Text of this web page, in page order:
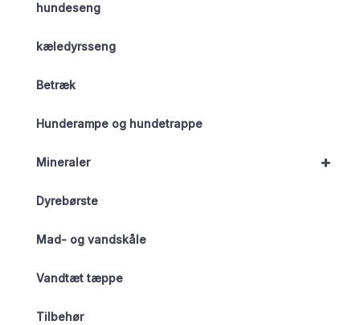
hundeseng
kæledyrsseng
Betræk
Hunderampe og hundetrappe
+
Mineraler
Dyrebørste
Mad- og vandskåle
Vandtæt tæppe
Tilbehør